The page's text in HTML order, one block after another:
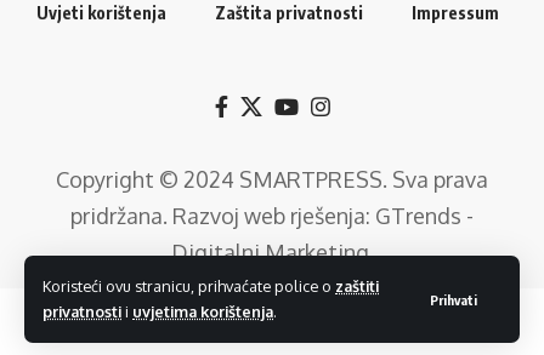
Koristeći ovu stranicu, prihvaćate police o zaštiti
privatnostii uvjetima korištenja.
Prihvati
Uvjeti korištenja Zaštita privatnosti Impressum
Copyright © 2024 SMARTPRESS. Sva prava
pridržana. Razvoj web rješenja: GTrends -
Digitalni Marketing.